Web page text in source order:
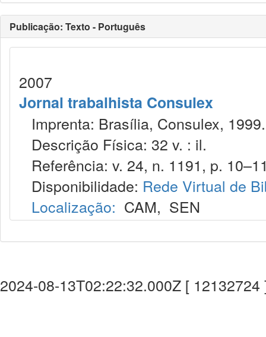
Publicação: Texto - Português
2007
Jornal trabalhista Consulex
Imprenta: Brasília, Consulex, 1999.
Descrição Física: 32 v. : il.
Referência: v. 24, n. 1191, p.
Disponibilidade: Rede Virtual de
Localização: CAM, SEN
2024-08-13T02:22:32.000Z [ 12132724